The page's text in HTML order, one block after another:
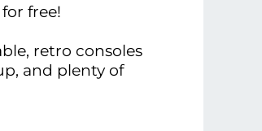
free!
retro consoles
and plenty of